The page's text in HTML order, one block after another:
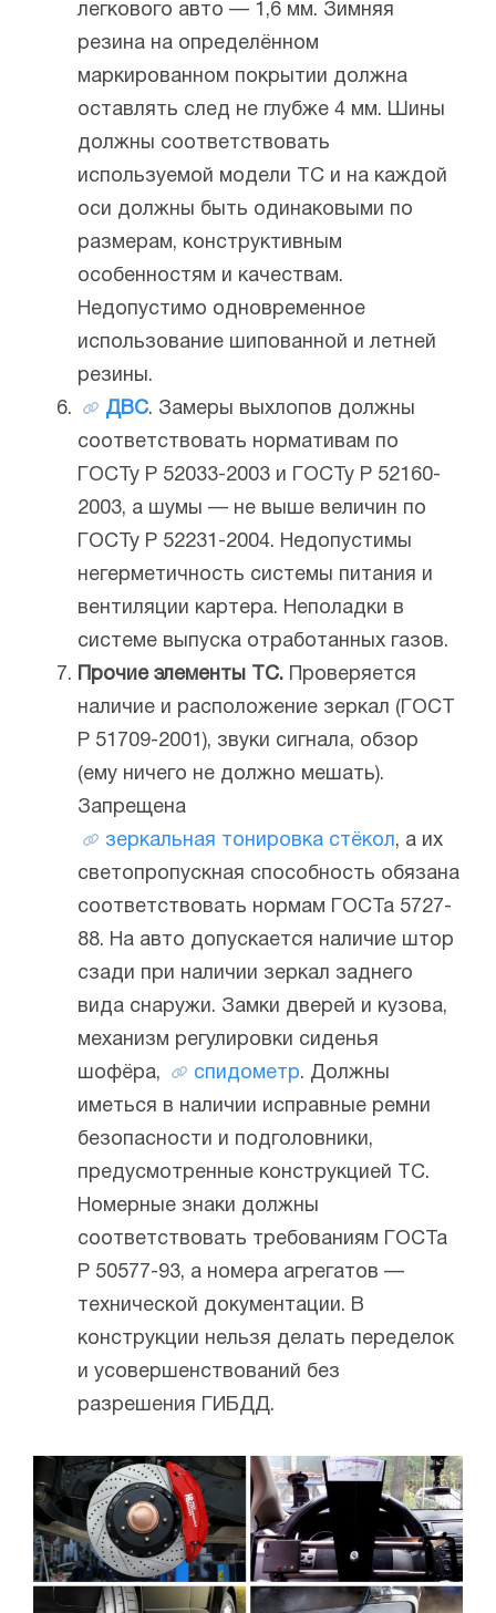
легкового авто — 1,6 мм. Зимняя
резина на определённом
маркированном покрытии должна
оставлять след не глубже 4 мм. Шины
должны соответствовать
используемой модели ТС и на каждой
оси должны быть одинаковыми по
размерам, конструктивным
особенностям и качествам.
Недопустимо одновременное
использование шипованной и летней
резины.
ДВС. Замеры выхлопов должны
соответствовать нормативам по
ГОСТу Р 52033-2003 и ГОСТу Р 52160-
2003, а шумы — не выше величин по
ГОСТу Р 52231-2004. Недопустимы
негерметичность системы питания и
вентиляции картера. Неполадки в
системе выпуска отработанных газов.
Прочие элементы ТС. Проверяется
наличие и расположение зеркал (ГОСТ
Р 51709-2001), звуки сигнала, обзор
(ему ничего не должно мешать).
Запрещена
зеркальная тонировка стёкол, а их
светопропускная способность обязана
соответствовать нормам ГОСТа 5727-
88. На авто допускается наличие штор
сзади при наличии зеркал заднего
вида снаружи. Замки дверей и кузова,
механизм регулировки сиденья
шофёра,
спидометр. Должны
иметься в наличии исправные ремни
безопасности и подголовники,
предусмотренные конструкцией ТС.
Номерные знаки должны
соответствовать требованиям ГОСТа
Р 50577-93, а номера агрегатов —
технической документации. В
конструкции нельзя делать переделок
и усовершенствований без
разрешения ГИБДД.